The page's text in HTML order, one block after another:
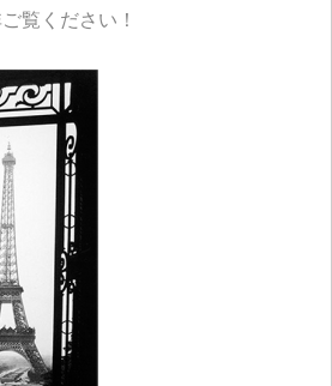
覧ください！